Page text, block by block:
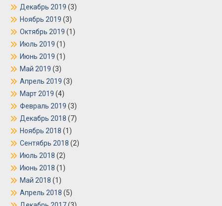
Декабрь 2019 (3)
Ноябрь 2019 (3)
Октябрь 2019 (1)
Июль 2019 (1)
Июнь 2019 (1)
Май 2019 (3)
Апрель 2019 (3)
Март 2019 (4)
Февраль 2019 (3)
Декабрь 2018 (7)
Ноябрь 2018 (1)
Сентябрь 2018 (2)
Июль 2018 (2)
Июнь 2018 (1)
Май 2018 (1)
Апрель 2018 (5)